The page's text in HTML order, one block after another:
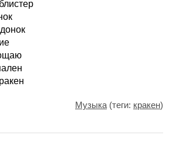
Музыка (теги: кракен)